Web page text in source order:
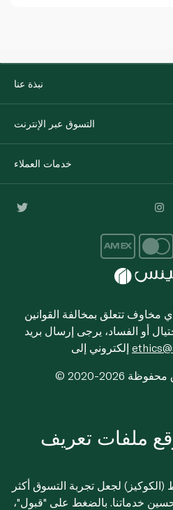
نبذة عنا
التسوق عبر الإنترنت
خدمات العملاء
مخاوف تتعلق بمخالفة القوانين
أو الفساد، يرجى إرسال بريد
محفوظة
ملفات تعريف
لجعل تجربة التسوق أكثر
خدماتنا. بالضغط على "قبول"،